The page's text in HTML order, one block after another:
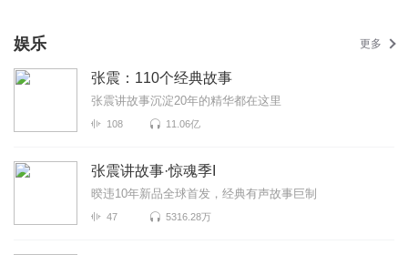
娱乐 更多
张震：110个经典故事
张震讲故事沉淀20年的精华都在这里
108 11.06亿
张震讲故事·惊魂季I
暌违10年新品全球首发，经典有声故事巨制
47 5316.28万